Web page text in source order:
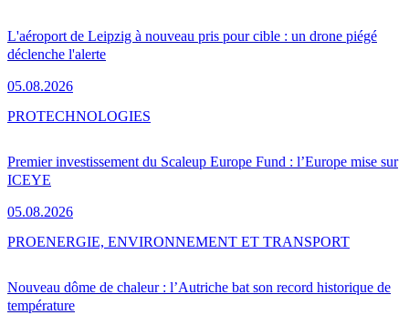
L'aéroport de Leipzig à nouveau pris pour cible : un drone piégé
déclenche l'alerte
05.08.2026
Premier investissement du Scaleup Europe Fund : l’Europe mise sur
ICEYE
05.08.2026
PROTECHNOLOGIES
Nouveau dôme de chaleur : l’Autriche bat son record historique de
température
PROENERGIE, ENVIRONNEMENT ET TRANSPORT